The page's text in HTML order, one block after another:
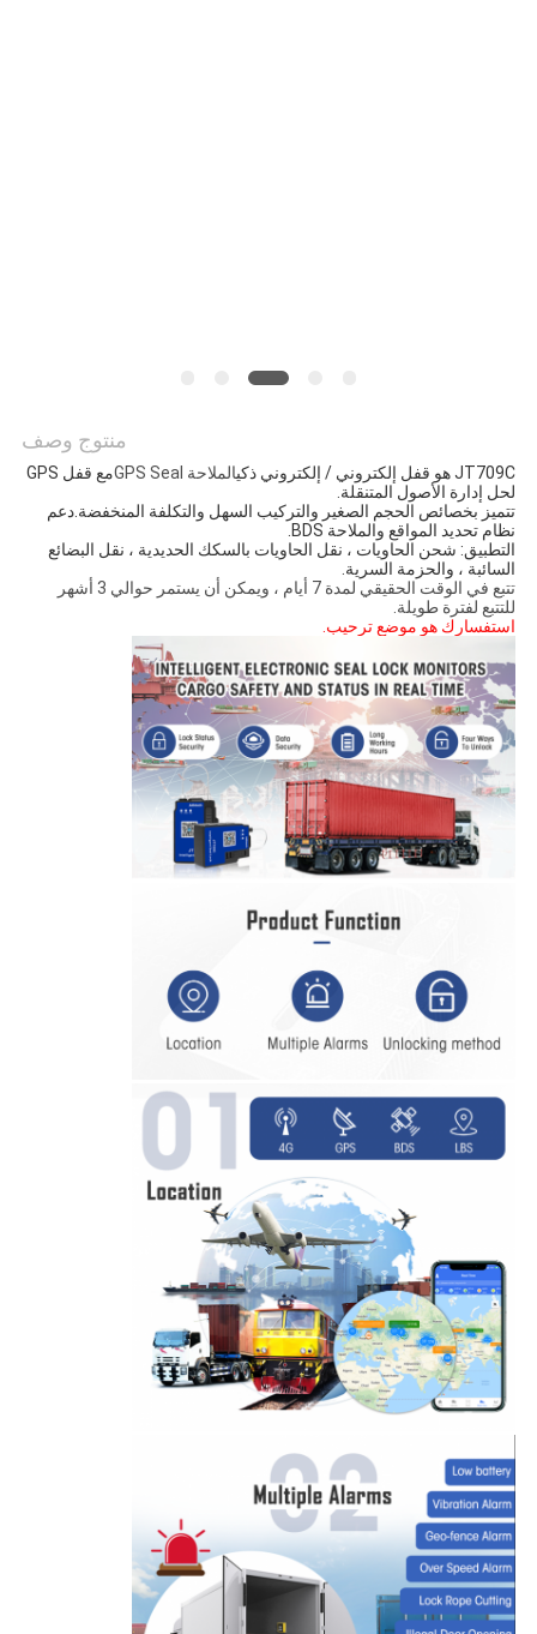
منتوج وصف
JT709C هو قفل إلكتروني / إلكتروني ذكي الملاحة GPS Seal
مع قفل GPS
لحل إدارة الأصول المتنقلة.
نظام تحديد المواقع والملاحة BDS.
التطبيق: شحن الحاويات ، نقل الحاويات بالسكك الحديدية ، نقل البضائع
السائبة ، والحزمة السرية.
تتبع في الوقت الحقيقي لمدة 7 أيام ، ويمكن أن يستمر حوالي 3 أشهر
للتتبع لفترة طويلة.
استفسارك هو موضع ترحيب.